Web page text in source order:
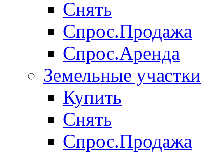
Снять
Спрос.Продажа
Спрос.Аренда
Земельные участки
Купить
Снять
Спрос.Продажа